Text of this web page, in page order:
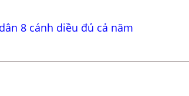
8 cánh diều đủ cả năm